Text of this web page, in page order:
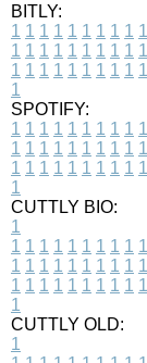
BITLY:
1 1 1 1 1 1 1 1 1 1
1 1 1 1 1 1 1 1 1 1
1 1 1 1 1 1 1 1 1 1
1
SPOTIFY:
1 1 1 1 1 1 1 1 1 1
1 1 1 1 1 1 1 1 1 1
1 1 1 1 1 1 1 1 1 1
1
CUTTLY BIO:
1
1 1 1 1 1 1 1 1 1 1
1 1 1 1 1 1 1 1 1 1
1 1 1 1 1 1 1 1 1 1
1
CUTTLY OLD:
1